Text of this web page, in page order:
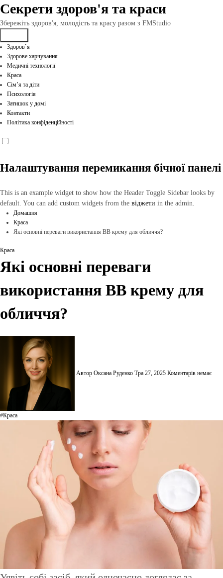
Перейти
до
вмісту
Секрети здоров'я та краси
Збережіть здоров'я, молодість та красу разом з FMStudio
Здоров`я
Здорове харчування
Медичні технології
Краса
Сім’я та діти
Психологія
Затишок у домі
Контакти
Політика конфіденційності
Налаштування перемикання бічної панелі
This is an example widget to show how the Header Toggle Sidebar looks by
default. You can add custom widgets from the віджети in the admin.
Домашня
Краса
Які основні переваги використання BB крему для обличчя?
Краса
Які основні переваги
використання BB крему для
обличчя?
Автор Оксана Руденко Тра 27, 2025 Коментарів немає
#Краса